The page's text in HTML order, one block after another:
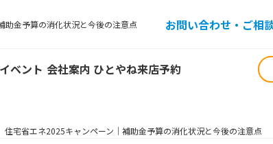
助金予算の消化状況と今後の注意点 お問い合わせ・ご相
イベント 会社案内 ひとやね来店予約
住宅省エネ2025キャンペーン｜補助金予算の消化状況と今後の注意点